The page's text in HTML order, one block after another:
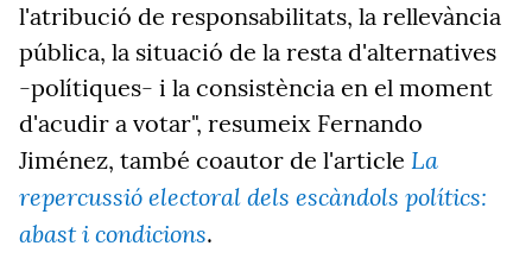
l'atribució de responsabilitats, la rellevància
pública, la situació de la resta d'alternatives
-polítiques- i la consistència en el moment
d'acudir a votar", resumeix Fernando
Jiménez, també coautor de l'article La
repercussió electoral dels escàndols polítics:
abast i condicions.